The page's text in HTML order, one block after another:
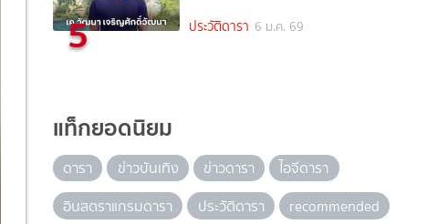
5 ประวัติดารา 6 ม.ค. 69
แท็กยอดนิยม
ดารา ข่าวบันเทิง ข่าวดารา
ไอจีดารา
อินสตราแกรมดารา
ประวัติดารา
recommended